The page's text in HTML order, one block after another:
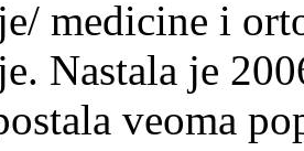
medicine i
Nastala je
veoma